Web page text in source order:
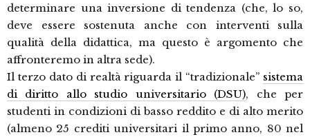
determinare una inversione di tendenza (che, lo so,
deve essere sostenuta anche con interventi sulla
qualità della didattica, ma questo è argomento che
affronteremo in altra sede).
Il terzo dato di realtà riguarda il “tradizionale” sistema
di diritto allo studio universitario (DSU), che per
studenti in condizioni di basso reddito e di alto merito
(almeno 25 crediti universitari il primo anno, 80 nel